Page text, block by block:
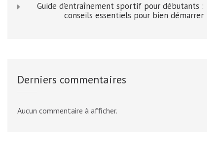
Guide d’entraînement sportif pour débutants :
conseils essentiels pour bien démarrer
Derniers commentaires
Aucun commentaire à afficher.